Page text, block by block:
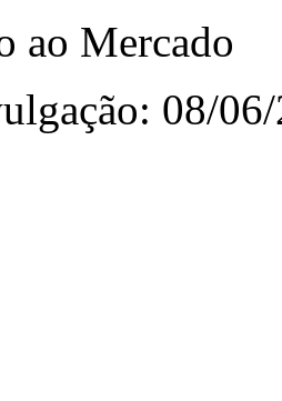
ao Mercado
08/